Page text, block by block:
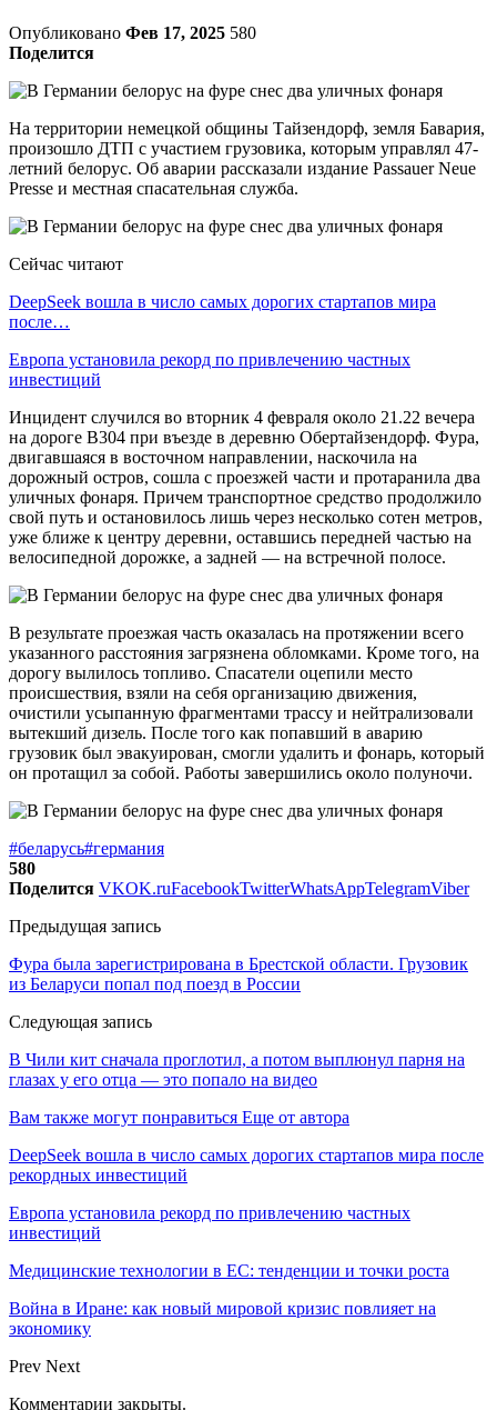
Опубликовано Фев 17, 2025 580
Поделится
На территории немецкой общины Тайзендорф, земля Бавария,
произошло ДТП с участием грузовика, которым управлял 47-
летний белорус. Об аварии рассказали издание Passauer Neue
Presse и местная спасательная служба.
Сейчас читают
DeepSeek вошла в число самых дорогих стартапов мира
после…
Европа установила рекорд по привлечению частных
инвестиций
Инцидент случился во вторник 4 февраля около 21.22 вечера
на дороге B304 при въезде в деревню Обертайзендорф. Фура,
двигавшаяся в восточном направлении, наскочила на
дорожный остров, сошла с проезжей части и протаранила два
уличных фонаря. Причем транспортное средство продолжило
свой путь и остановилось лишь через несколько сотен метров,
уже ближе к центру деревни, оставшись передней частью на
велосипедной дорожке, а задней — на встречной полосе.
В результате проезжая часть оказалась на протяжении всего
указанного расстояния загрязнена обломками. Кроме того, на
дорогу вылилось топливо. Спасатели оцепили место
происшествия, взяли на себя организацию движения,
очистили усыпанную фрагментами трассу и нейтрализовали
вытекший дизель. После того как попавший в аварию
грузовик был эвакуирован, смогли удалить и фонарь, который
он протащил за собой. Работы завершились около полуночи.
#беларусь#германия
580
Поделится VKOK.ruFacebookTwitterWhatsAppTelegramViber
Предыдущая запись
Фура была зарегистрирована в Брестской области. Грузовик
из Беларуси попал под поезд в России
Следующая запись
В Чили кит сначала проглотил, а потом выплюнул парня на
глазах у его отца — это попало на видео
Вам также могут понравиться Еще от автора
DeepSeek вошла в число самых дорогих стартапов мира после
рекордных инвестиций
Европа установила рекорд по привлечению частных
инвестиций
Медицинские технологии в ЕС: тенденции и точки роста
Война в Иране: как новый мировой кризис повлияет на
экономику
Prev Next
Комментарии закрыты.